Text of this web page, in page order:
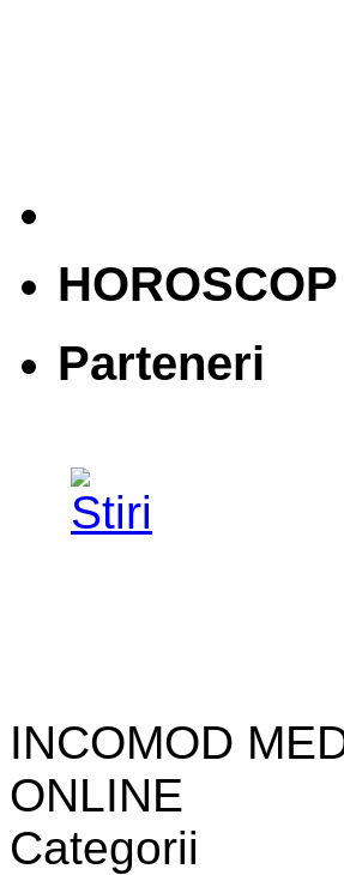
HOROSCOP
Parteneri
INCOMOD
ONLINE
Categorii